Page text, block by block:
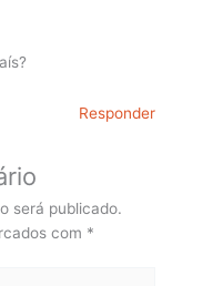
Responder
será publicado.
com *